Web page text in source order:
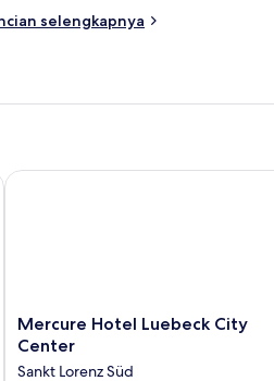
selengkapnya
Mercure
Hotel
Mercure Hotel Luebeck City
Center
Sankt Lorenz Süd
Mercure Hotel Luebeck City Center